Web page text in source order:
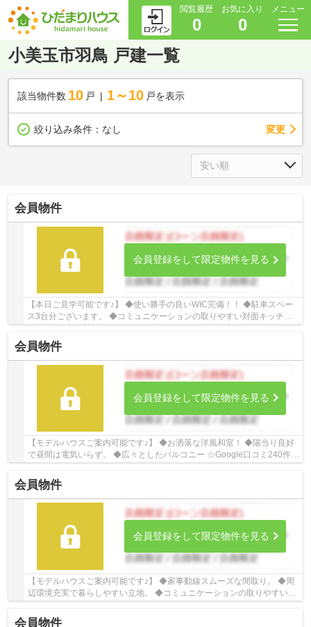
閲覧履歴
0
お気に入り
0
メニュー
小美玉市羽鳥 戸建一覧
該当物件数 10 戸 1～10 戸を表示
絞り込み条件： なし 変更
会員物件
会員登録をして限定物件を見る
【本日ご見学可能です♪】 ◆使い勝手の良いWIC完備！！ ◆駐車スペー
ス3台分ございます。 ◆コミュニケーションの取りやすい対面キッチ
会員物件
会員登録をして限定物件を見る
【モデルハウスご案内可能です♪】 ◆お洒落な洋風和室！ ◆陽当り良好
で昼間は電気いらず。 ◆広々としたバルコニー ☆Google口コミ240件以
会員物件
会員登録をして限定物件を見る
【モデルハウスご案内可能です♪】 ◆家事動線スムーズな間取り。 ◆周
辺環境充実で暮らしやすい立地。 ◆コミュニケーションの取りやすい対
面キッチン。 ☆Google口コミ240件以上☆お客様...
会員物件